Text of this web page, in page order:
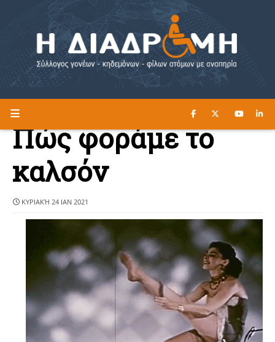
Η ΔΙΑΔΡΟΜΗ ΔΙΑΒΑΣΤΕ ΕΔΩ ►
Πώς φοράμε το
καλσόν
ΚΥΡΙΑΚΉ 24 ΙΑΝ 2021